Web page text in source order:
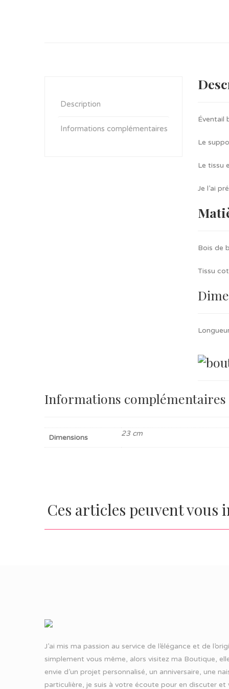
Description
Informations complémentaires
Éventail
Le
Le tissu
Je l’ai
Bois de
Tissu
Informations complémentaires
Dimensions 23 cm
Ces articles peuvent vous
J’ai mis ma passion au service de l’élégance et de
simplement vous même, alors visitez ma Boutique,
envie d’un projet personnalisé, un anniversaire, une
particulière, je suis à votre écoute pour en discuter et